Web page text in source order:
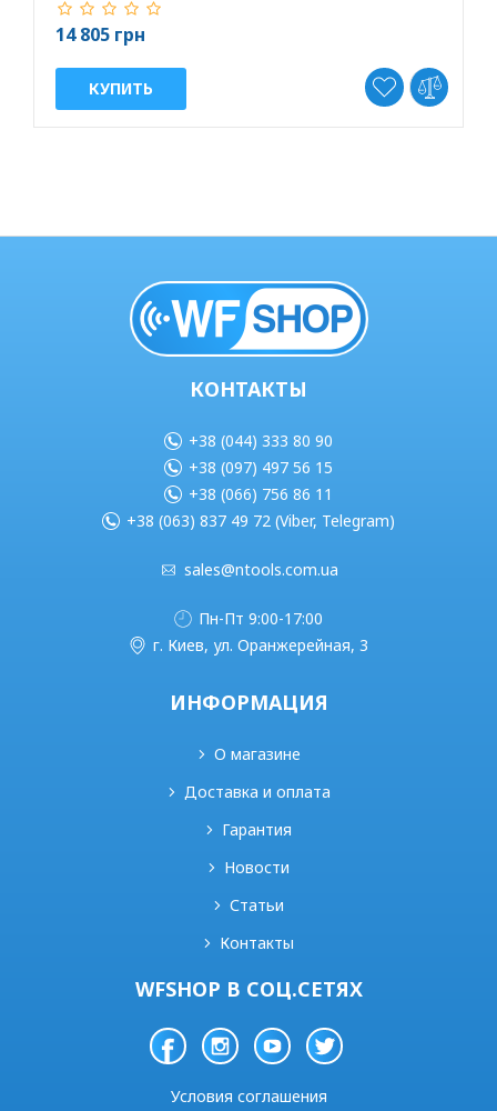
14 805 грн
КУПИТЬ
КОНТАКТЫ
+38 (044) 333 80 90
+38 (097) 497 56 15
+38 (066) 756 86 11
+38 (063) 837 49 72 (Viber, Telegram)
sales@ntools.com.ua
Пн-Пт 9:00-17:00
г. Киев, ул. Оранжерейная, 3
ИНФОРМАЦИЯ
О магазине
Доставка и оплата
Гарантия
Новости
Статьи
Контакты
WFSHOP В СОЦ.СЕТЯХ
Условия соглашения